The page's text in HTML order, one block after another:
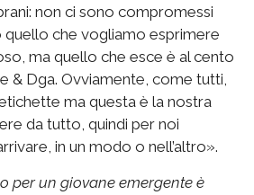
non ci sono compromessi
quello che vogliamo esprimere
ma quello che esce è al cento
& Dga. Ovviamente, come tutti,
ma questa è la nostra
da tutto, quindi per noi
in un modo o nell’altro».
per un giovane emergente è